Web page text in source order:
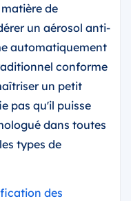
de
un aérosol anti-
automatiquement
conforme
un petit
pas qu'il puisse
dans toutes
types de
des